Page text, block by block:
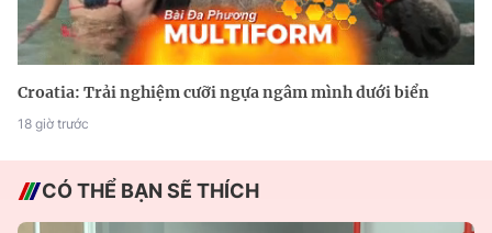
Croatia: Trải nghiệm cưỡi ngựa ngâm mình dưới biển
18 giờ trước
CÓ THỂ BẠN SẼ THÍCH